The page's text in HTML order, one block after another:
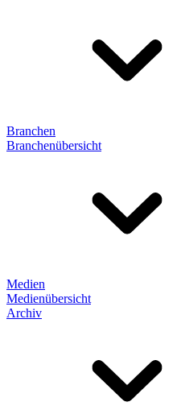
Branchen
Branchenübersicht
Medien
Medienübersicht
Archiv